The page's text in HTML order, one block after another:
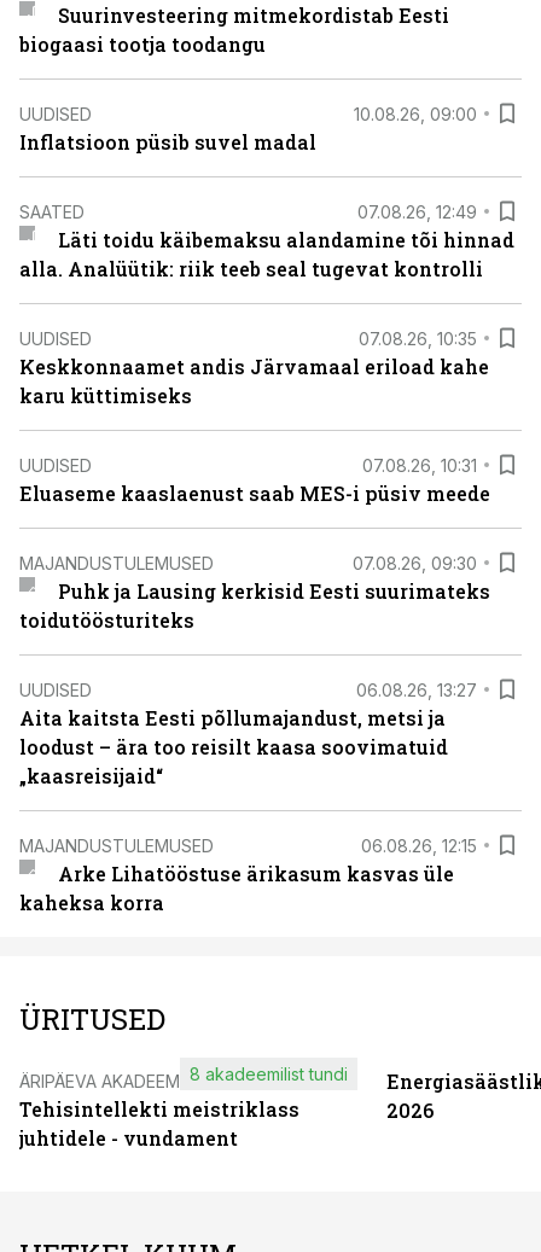
Suurinvesteering mitmekordistab Eesti
biogaasi tootja toodangu
UUDISED 10.08.26, 09:00
Inflatsioon püsib suvel madal
SAATED 07.08.26, 12:49
Läti toidu käibemaksu alandamine tõi hinnad
alla. Analüütik: riik teeb seal tugevat kontrolli
UUDISED 07.08.26, 10:35
Keskkonnaamet andis Järvamaal eriload kahe
karu küttimiseks
UUDISED 07.08.26, 10:31
Eluaseme kaaslaenust saab MES-i püsiv meede
MAJANDUSTULEMUSED 07.08.26, 09:30
Puhk ja Lausing kerkisid Eesti suurimateks
toidutöösturiteks
UUDISED 06.08.26, 13:27
Aita kaitsta Eesti põllumajandust, metsi ja
loodust – ära too reisilt kaasa soovimatuid
„kaasreisijaid“
MAJANDUSTULEMUSED 06.08.26, 12:15
Arke Lihatööstuse ärikasum kasvas üle
kaheksa korra
ÜRITUSED
ÄRIPÄEVA AKADEEMIA
Tehisintellekti meistriklass
juhtidele - vundament
8 akadeemilist tundi
2026